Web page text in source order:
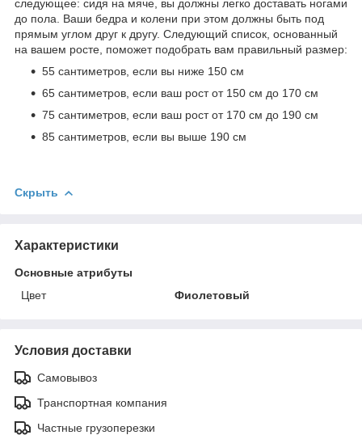
следующее: сидя на мяче, вы должны легко доставать ногами
до пола. Ваши бедра и колени при этом должны быть под
прямым углом друг к другу. Следующий список, основанный
на вашем росте, поможет подобрать вам правильный размер:
55 сантиметров, если вы ниже 150 см
65 сантиметров, если ваш рост от 150 см до 170 см
75 сантиметров, если ваш рост от 170 см до 190 см
85 сантиметров, если вы выше 190 см
Скрыть
Характеристики
Основные атрибуты
Цвет
Фиолетовый
Условия доставки
Самовывоз
Транспортная компания
Частные грузоперезки